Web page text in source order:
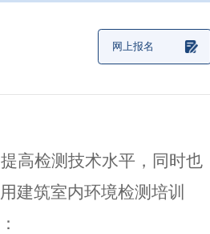
网上报名
提高检测技术水平，同时也
建筑室内环境检测 培训